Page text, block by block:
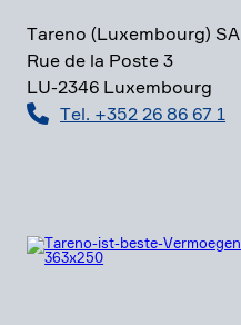
Tareno (Luxem­bourg) SA
Rue de la Poste 3
LU-2346 Luxem­bourg
Tel. +352 26 86 67 1